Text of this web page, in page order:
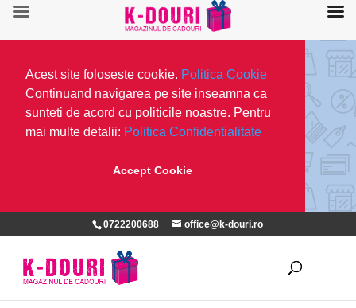
Acest site foloseste cookie. Politica Cookie
Continuand navigarea pe site inseamna ca
sunteti de acord cu politicile noastre. Pentru
mai multe detalii: Politica Confidentialitate
Accept Cookie
0722200688 office@k-douri.ro